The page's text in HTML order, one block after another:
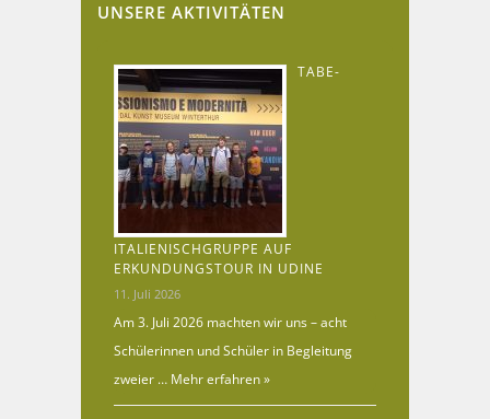
UNSERE AKTIVITÄTEN
TABE-
ITALIENISCHGRUPPE AUF
ERKUNDUNGSTOUR IN UDINE
11. Juli 2026
Am 3. Juli 2026 machten wir uns – acht
Schülerinnen und Schüler in Begleitung
zweier … Mehr erfahren »